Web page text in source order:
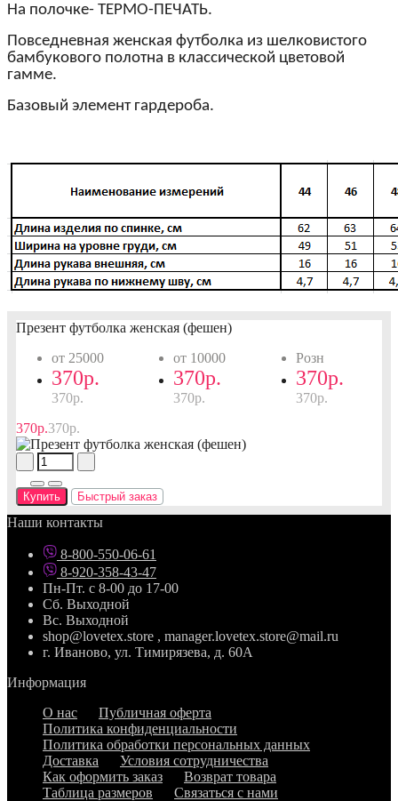
На полочке- ТЕРМО-ПЕЧАТЬ.
Повседневная женская футболка из шелковистого
бамбукового полотна в классической цветовой
гамме.
Базовый элемент гардероба.
Презент футболка женская (фешен)
от 25000
370р.
370р.
от 10000
370р.
370р.
Розн
370р.
370р.
370р.370р.
Купить Быстрый заказ
Наши контакты
8-800-550-06-61
8-920-358-43-47
Пн-Пт. с 8-00 до 17-00
Сб. Выходной
Вс. Выходной
shop@lovetex.store , manager.lovetex.store@mail.ru
г. Иваново, ул. Тимирязева, д. 60А
Информация
О нас
Публичная оферта
Политика конфиденциальности
Политика обработки персональных данных
Доставка
Условия сотрудничества
Как оформить заказ
Возврат товара
Таблица размеров
Связаться с нами